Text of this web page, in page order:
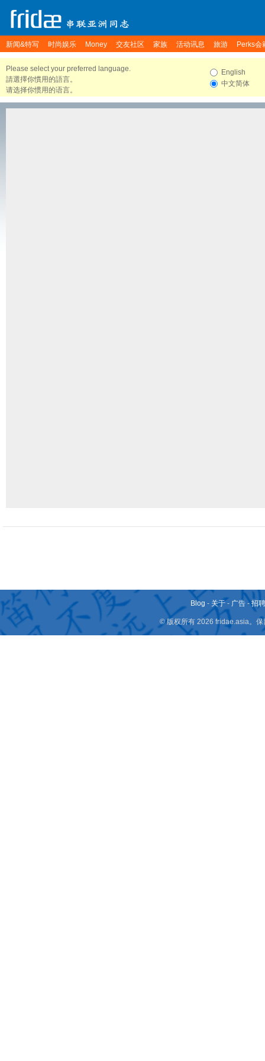
新闻&特写 时尚娱乐 Money 交友社区 家族 活动讯息 旅游 Perks会
Please select your preferred language.
請選擇你慣用的語言。
请选择你惯用的语言。
English
中文简体
Blog - 关于 - 广告 -招
© 版权所有 2026 fridae.asia。